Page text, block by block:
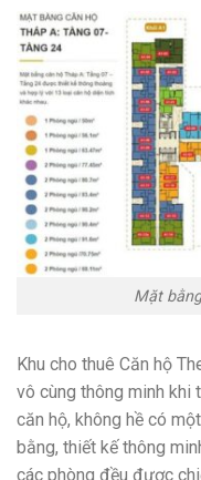
Mặt
Khu cho thuê Căn hộ
vô cùng thông minh khi
căn hộ, không hề có
bằng, thiết kế thông
các phòng đều được